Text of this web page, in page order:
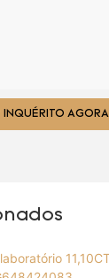
INQUÉRITO AGORA